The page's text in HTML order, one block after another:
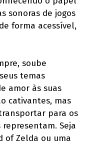
sonoras de jogos
forma acessível,
soube
temas
amor às suas
cativantes, mas
para os
Seja
of Zelda ou uma